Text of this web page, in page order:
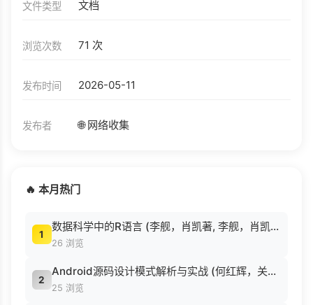
文件类型 文档
浏览次数 71 次
发布时间 2026-05-11
发布者 🌐 网络收集
🔥 本月热门
1
数据科学中的R语言 (李舰，肖凯著, 李舰，肖凯著；吴喜之审校, Pdg2Pic).pdf
26 浏览
2
Android源码设计模式解析与实战 (何红辉，关爱民著, 何红辉, 关爱民著, 何红辉, 关爱民).pdf
25 浏览